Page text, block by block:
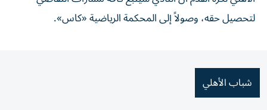
لتحصيل حقه، وصولاً إلى المحكمة الرياضية «كاس».
شباب الأهلي